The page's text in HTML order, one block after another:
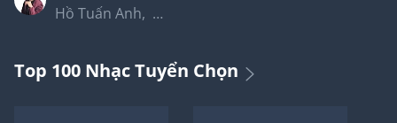
Hồ Tuấn Anh,
Top 100 Nhạc Tuyển Chọn